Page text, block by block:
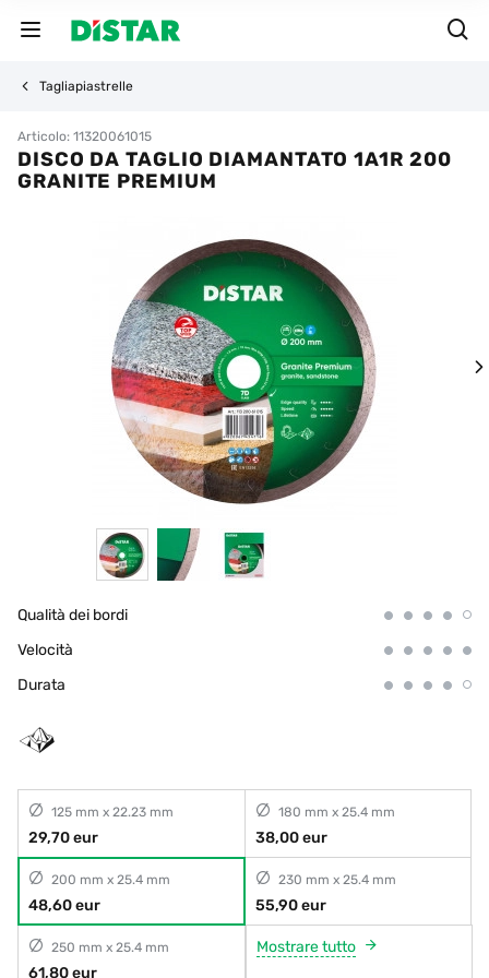
Tagliapiastrelle
Articolo: 11320061015
DISCO DA TAGLIO DIAMANTATO 1A1R 200
GRANITE PREMIUM
Qualità dei bordi
Velocità
Durata
125 mm x 22.23 mm
29,70 eur
180 mm x 25.4 mm
38,00 eur
200 mm x 25.4 mm
48,60 eur
230 mm x 25.4 mm
55,90 eur
250 mm x 25.4 mm
61,80 eur
Mostrare tutto